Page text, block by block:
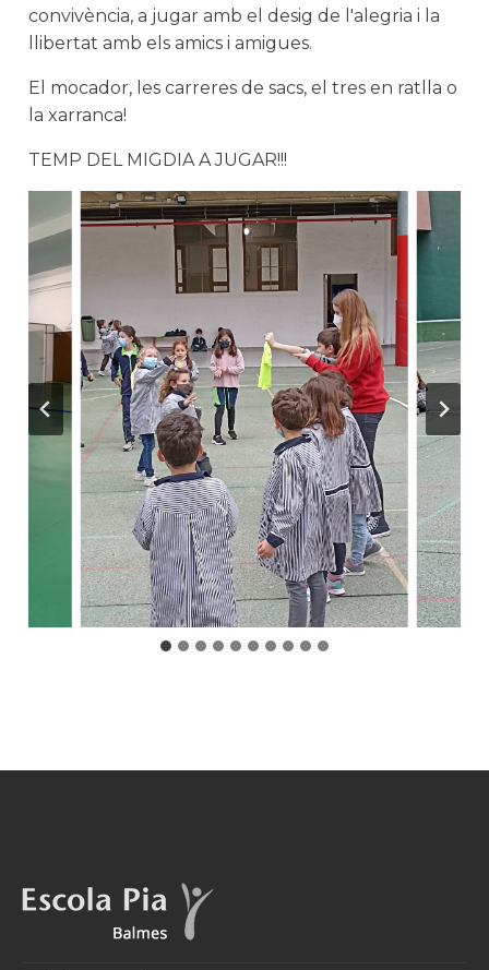
convivència, a jugar amb el desig de l'alegria i la
llibertat amb els amics i amigues.
El mocador, les carreres de sacs, el tres en ratlla o
la xarranca!
TEMP DEL MIGDIA A JUGAR!!!